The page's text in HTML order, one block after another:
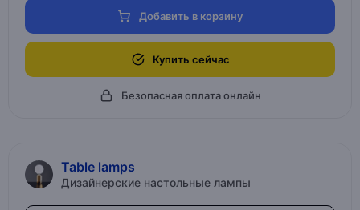
Добавить в корзину
Купить сейчас
Безопасная оплата онлайн
Table lamps
Дизайнерские настольные лампы